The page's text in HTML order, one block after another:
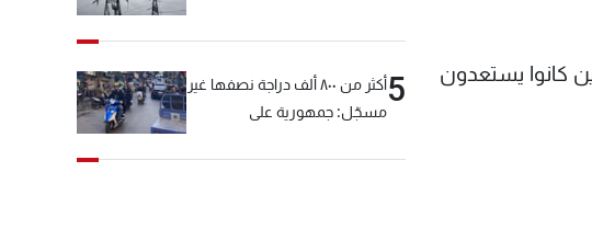
كانوا يستعدون
5
أكثر من ٨٠٠ ألف دراجة نصفها غير
مسجّل: جمهورية على